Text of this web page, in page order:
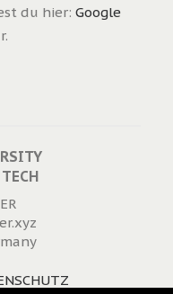
du hier: Google